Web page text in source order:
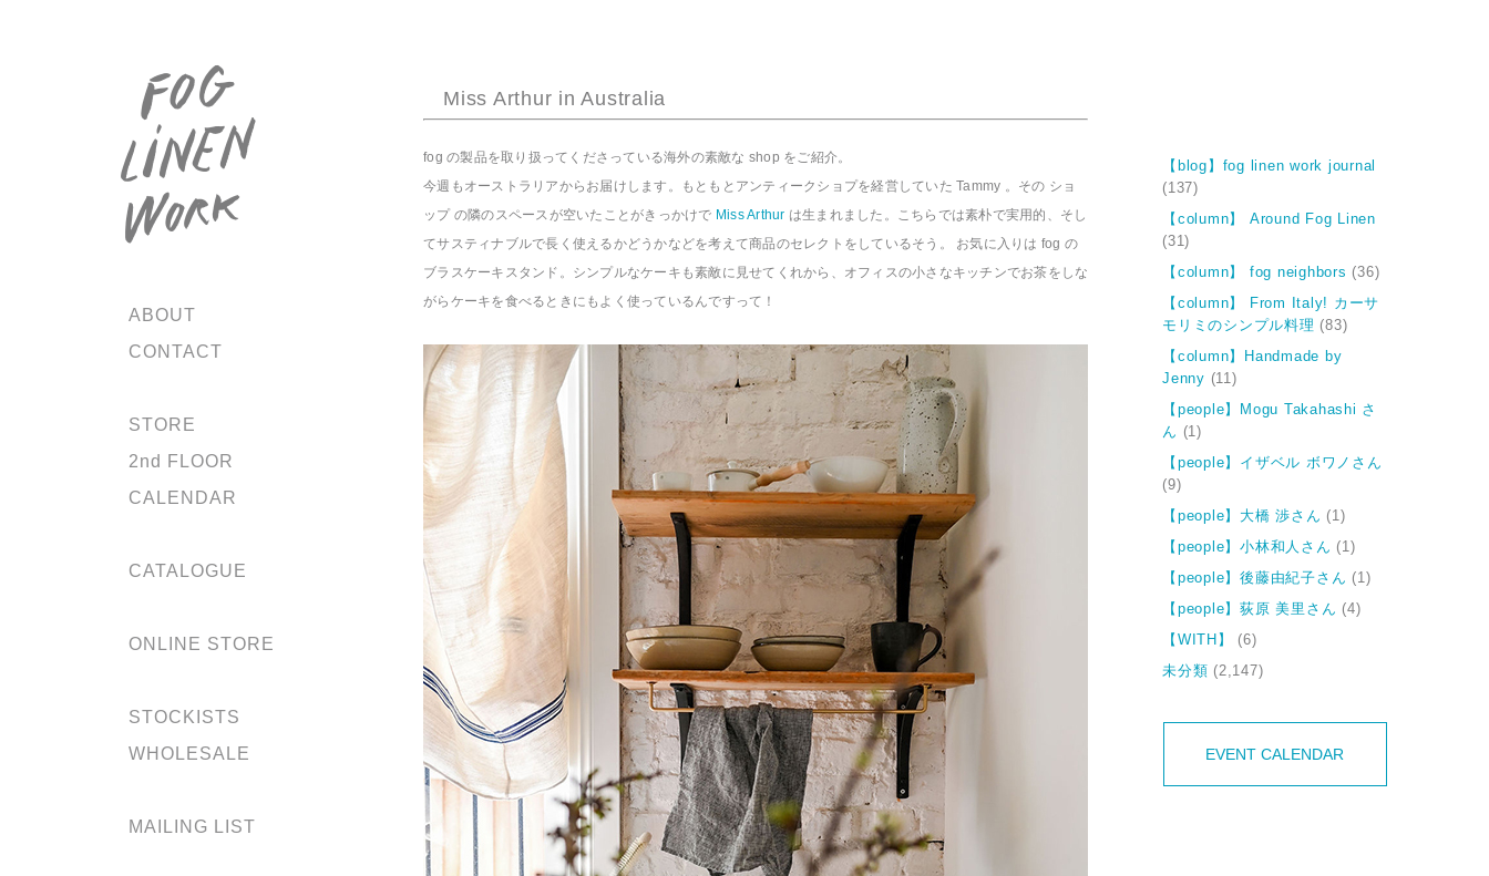
ABOUT
CONTACT
STORE
2nd FLOOR
CALENDAR
CATALOGUE
ONLINE STORE
STOCKISTS
WHOLESALE
MAILING LIST
Miss Arthur in Australia
fog の製品を取り扱ってくださっている海外の素敵な shop をご紹介。
今週もオーストラリアからお届けします。もともとアンティークショプを経営していた Tammy 。その ショ
ップ の隣のスペースが空いたことがきっかけで Miss Arthur は生まれました。こちらでは素朴で実用的、そし
てサスティナブルで長く使えるかどうかなどを考えて商品のセレクトをしているそう。 お気に入りは fog の
ブラスケーキスタンド。シンプルなケーキも素敵に見せてくれから、オフィスの小さなキッチンでお茶をしな
がらケーキを食べるときにもよく使っているんですって！
【blog】fog linen work journal
(137)
【column】 Around Fog Linen
(31)
【column】 fog neighbors (36)
【column】 From Italy! カーサ
モリミのシンプル料理 (83)
【column】Handmade by
Jenny (11)
【people】Mogu Takahashi さ
ん (1)
【people】イザベル ボワノさん
(9)
【people】大橋 渉さん (1)
【people】小林和人さん (1)
【people】後藤由紀子さん (1)
【people】荻原 美里さん (4)
【WITH】
(6)
未分類 (2,147)
EVENT CALENDAR